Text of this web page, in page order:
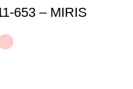
653 – MIRIS